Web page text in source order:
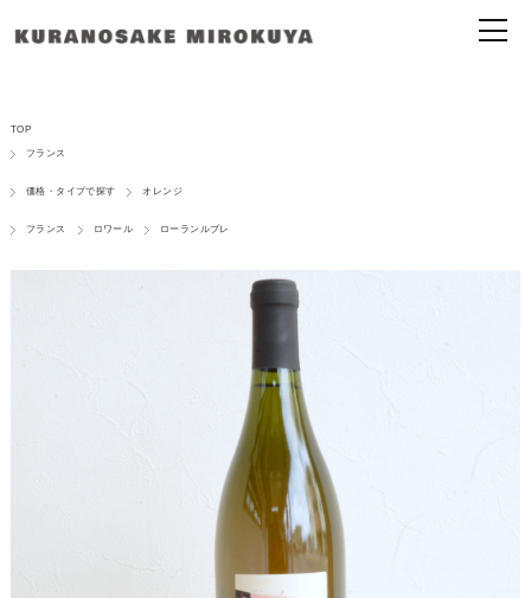
TOP
フランス
価格・タイプで探す オレンジ
フランス ロワール ローランルブレ